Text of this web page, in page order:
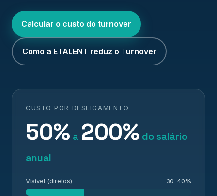
Calcular o custo do turnover
Como a ETALENT reduz o Turnover
CUSTO POR DESLIGAMENTO
50% a 200% do salário
anual
Visível (diretos) 30–40%